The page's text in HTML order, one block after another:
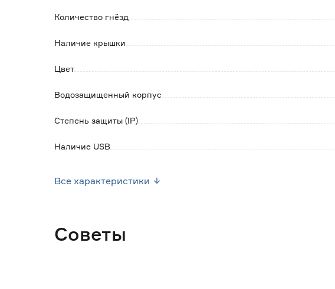
дополнительную жесткость и долговечность конструкции.
Номинальный ток: 16А
Количество гнёзд
Наличие крышки
Цвет
Водозащищенный корпус
Степень защиты (IP)
Наличие USB
Все характеристики
Советы